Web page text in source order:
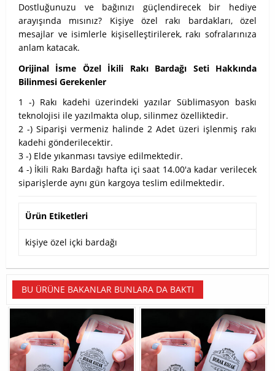
Dostluğunuzu ve bağınızı güçlendirecek bir hediye
arayışında mısınız? Kişiye özel rakı bardakları, özel
mesajlar ve isimlerle kişiselleştirilerek, rakı sofralarınıza
anlam katacak.
Orijinal İsme Özel İkili Rakı Bardağı Seti Hakkında
Bilinmesi Gerekenler
1 -) Rakı kadehi üzerindeki yazılar Süblimasyon baskı
teknolojisi ile yazılmakta olup, silinmez özelliktedir.
2 -) Siparişi vermeniz halinde 2 Adet üzeri işlenmiş rakı
kadehi gönderilecektir.
3 -) Elde yıkanması tavsiye edilmektedir.
4 -) İkili Rakı Bardağı hafta içi saat 14.00'a kadar verilecek
siparişlerde aynı gün kargoya teslim edilmektedir.
Ürün Etiketleri
kişiye özel içki bardağı
BU ÜRÜNE BAKANLAR BUNLARA DA BAKTI